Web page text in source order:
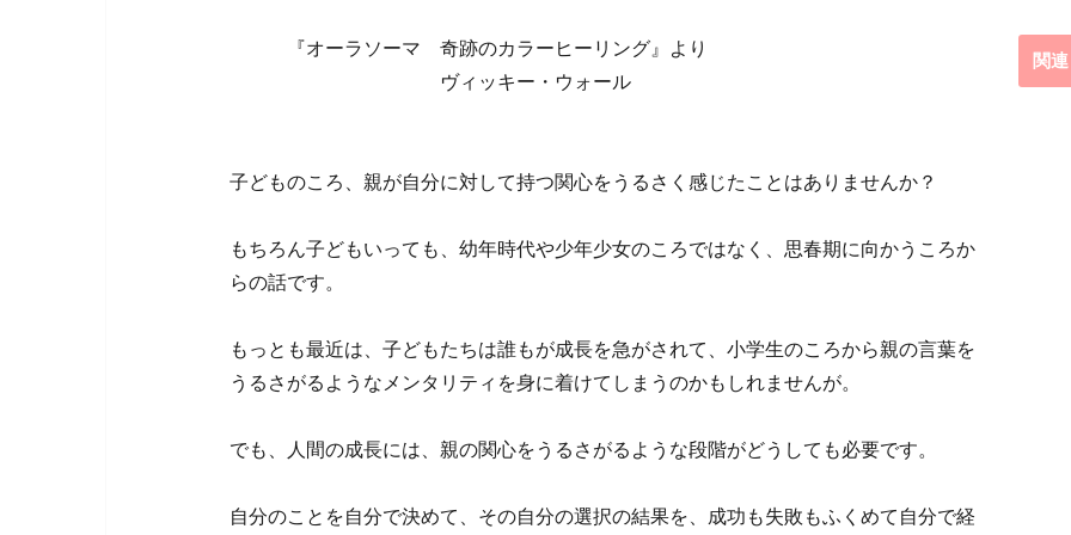
『オーラソーマ 奇跡のカラーヒーリング』より
ヴィッキー・ウォール
子どものころ、親が自分に対して持つ関心をうるさく感じたことはありませんか？
もちろん子どもいっても、幼年時代や少年少女のころではなく、思春期に向かうころか
らの話です。
もっとも最近は、子どもたちは誰もが成長を急がされて、小学生のころから親の言葉を
うるさがるようなメンタリティを身に着けてしまうのかもしれませんが。
でも、人間の成長には、親の関心をうるさがるような段階がどうしても必要です。
自分のことを自分で決めて、その自分の選択の結果を、成功も失敗もふくめて自分で経
関